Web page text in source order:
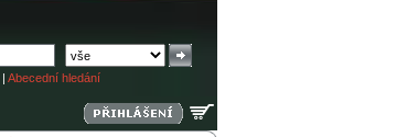
| Abecední hledání